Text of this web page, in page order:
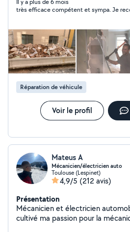
Il y a plus de 6 mois
très efficace compétent et sympa. Je
Réparation de véhicule
Voir le profil
Mateus A
Mécanicien/électricien auto
Toulouse (Lespinet)
4,9/5 (212 avis)
Présentation
Mécanicien et électricien
cultivé ma passion pour la